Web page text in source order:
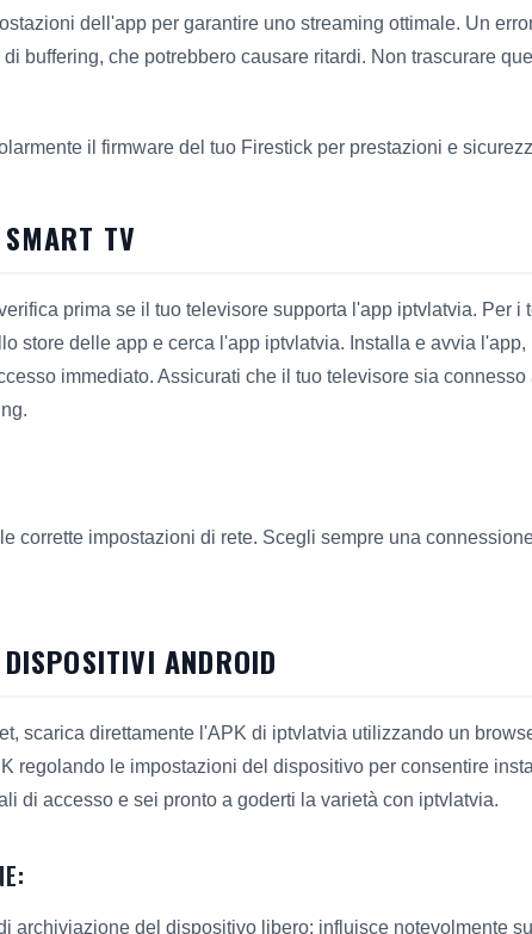
dell'app per garantire uno streaming ottimale. Un
buffering, che potrebbero causare ritardi. Non trascurare
il firmware del tuo Firestick per prestazioni e
TV
prima se il tuo televisore supporta l'app iptvlatvia. Per i
store delle app e cerca l'app iptvlatvia. Installa e avvia
immediato. Assicurati che il tuo televisore sia connesso
corrette impostazioni di rete. Scegli sempre una
ANDROID
scarica direttamente l'APK di iptvlatvia utilizzando un
regolando le impostazioni del dispositivo per consentire
di accesso e sei pronto a goderti la varietà con iptvlatvia.
archiviazione del dispositivo libero; influisce notevolmente